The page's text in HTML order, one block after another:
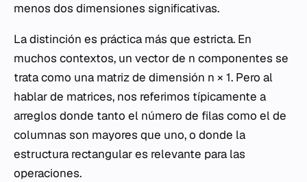
menos dos dimensiones significativas.
La distinción es práctica más que estricta. En
muchos contextos, un vector de n componentes se
trata como una matriz de dimensión n × 1. Pero al
hablar de matrices, nos referimos típicamente a
arreglos donde tanto el número de filas como el de
columnas son mayores que uno, o donde la
estructura rectangular es relevante para las
operaciones.